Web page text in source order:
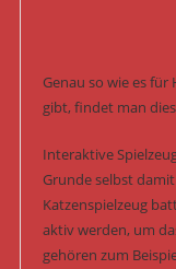
Genau so wie es
gibt, findet man
Interaktive
Grunde selbst
Katzenspielzeug
aktiv werden, um
gehören zum